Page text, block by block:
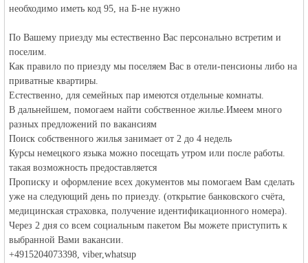
MEINLAND.
RU
необходимо иметь код 95, на Б-не нужно
По Вашему приезду мы естественно Вас персонально встретим и
поселим.
Как правило по приезду мы поселяем Вас в отели-пенсионы либо на
приватные квартиры.
Естественно, для семейных пар имеются отдельные комнаты.
В дальнейшем, помогаем найти собственное жилье.Имеем много
разных предложений по вакансиям
Поиск собственного жилья занимает от 2 до 4 недель
Курсы немецкого языка можно посещать утром или после работы.
такая возможность предоставляется
Прописку и оформление всех документов мы помогаем Вам сделать
уже на следующий день по приезду. (открытие банковского счёта,
медицинская страховка, получение идентификационного номера).
Через 2 дня со всем социальным пакетом Вы можете приступить к
выбранной Вами вакансии.
+4915204073398, viber,whatsup